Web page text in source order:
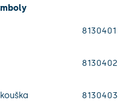
8130401
8130402
8130403